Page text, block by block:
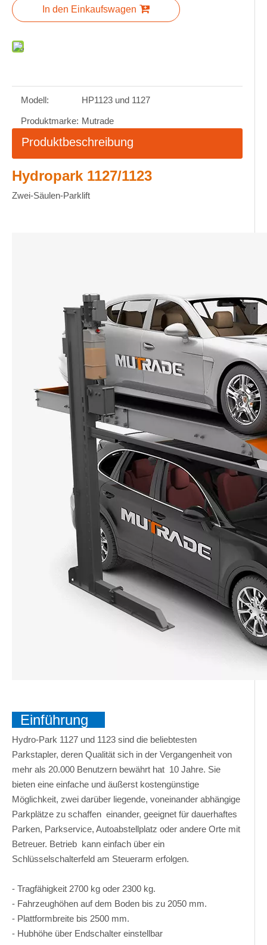
In den Einkaufswagen
Modell: HP1123 und 1127
Produktmarke: Mutrade
Produktbeschreibung
Hydropark 1127/1123
Zwei-Säulen-Parklift
Einführung
Hydro-Park 1127 und 1123 sind die beliebtesten
Parkstapler, deren Qualität sich in der Vergangenheit von
mehr als 20.000 Benutzern bewährt hat 10 Jahre. Sie
bieten eine einfache und äußerst kostengünstige
Möglichkeit, zwei darüber liegende, voneinander abhängige
Parkplätze zu schaffen einander, geeignet für dauerhaftes
Parken, Parkservice, Autoabstellplatz oder andere Orte mit
Betreuer. Betrieb kann einfach über ein
Schlüsselschalterfeld am Steuerarm erfolgen.
- Tragfähigkeit 2700 kg oder 2300 kg.
- Fahrzeughöhen auf dem Boden bis zu 2050 mm.
- Plattformbreite bis 2500 mm.
- Hubhöhe über Endschalter einstellbar